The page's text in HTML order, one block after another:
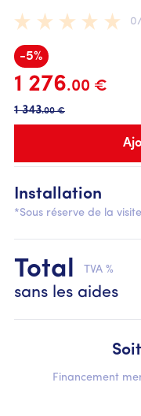
-5%
1 276.00 €
1 343.00 €
Installation
*Sous réserve de la
Total TVA %
sans les aides
Soit
Financement